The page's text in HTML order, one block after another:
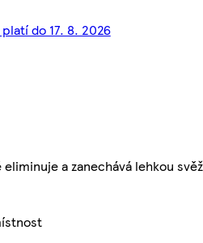
do 17. 8. 2026
a zanechává lehkou